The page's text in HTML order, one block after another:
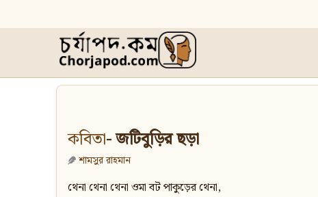
কবিতা- জটিবুড়ির ছড়া
শামসুর রাহমান
থেনা থেনা থেনা ওমা বট পাকুড়ের থেনা,